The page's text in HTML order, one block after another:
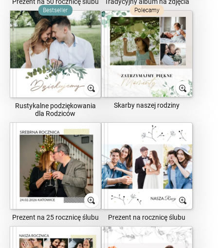
Bestseller
Rustykalne podziękowania
dla Rodziców
Polecamy
Skarby naszej rodziny
Prezent na 25 rocznicę ślubu Prezent na rocznicę ślubu